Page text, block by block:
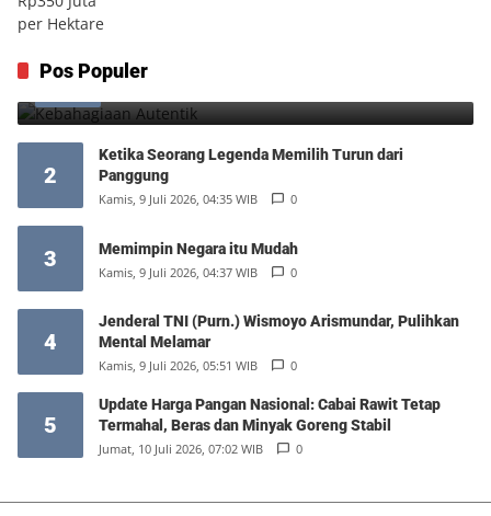
Pos Populer
1 Kebahagiaan Autentik
2
Ketika Seorang Legenda Memilih Turun dari
Panggung
Kamis, 9 Juli 2026, 04:35 WIB 0
3 Memimpin Negara itu Mudah
Kamis, 9 Juli 2026, 04:37 WIB 0
4
Jenderal TNI (Purn.) Wismoyo Arismundar, Pulihkan
Mental Melamar
Kamis, 9 Juli 2026, 05:51 WIB 0
5
Update Harga Pangan Nasional: Cabai Rawit Tetap
Termahal, Beras dan Minyak Goreng Stabil
Jumat, 10 Juli 2026, 07:02 WIB 0